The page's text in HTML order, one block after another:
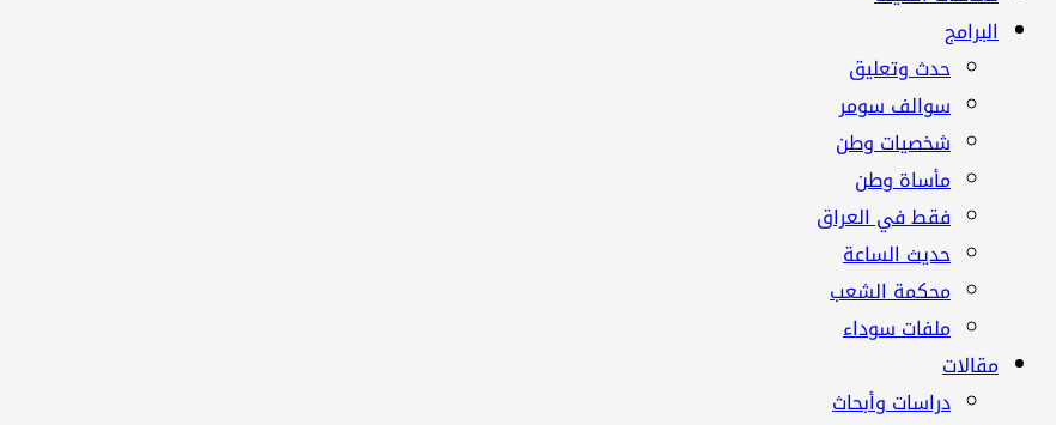
البرامج
حدث وتعليق
سوالف سومر
شخصيات وطن
مأساة وطن
فقط في العراق
حديث الساعة
محكمة الشعب
ملفات سوداء
مقالات
دراسات وأبحاث